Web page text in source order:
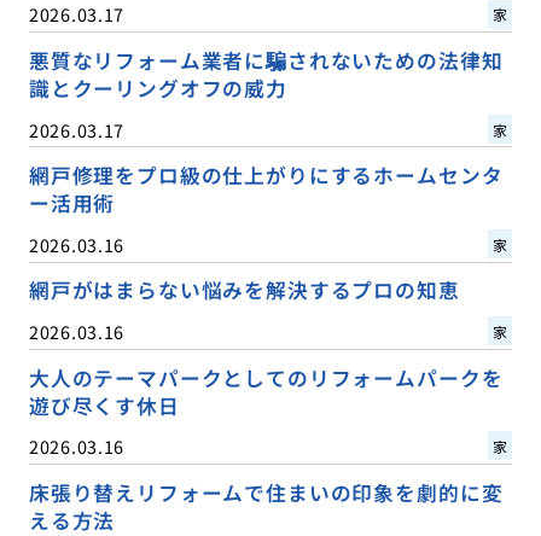
2026.03.17 家
悪質なリフォーム業者に騙されないための法律知
識とクーリングオフの威力
2026.03.17 家
網戸修理をプロ級の仕上がりにするホームセンタ
ー活用術
2026.03.16 家
網戸がはまらない悩みを解決するプロの知恵
2026.03.16 家
大人のテーマパークとしてのリフォームパークを
遊び尽くす休日
2026.03.16 家
床張り替えリフォームで住まいの印象を劇的に変
える方法